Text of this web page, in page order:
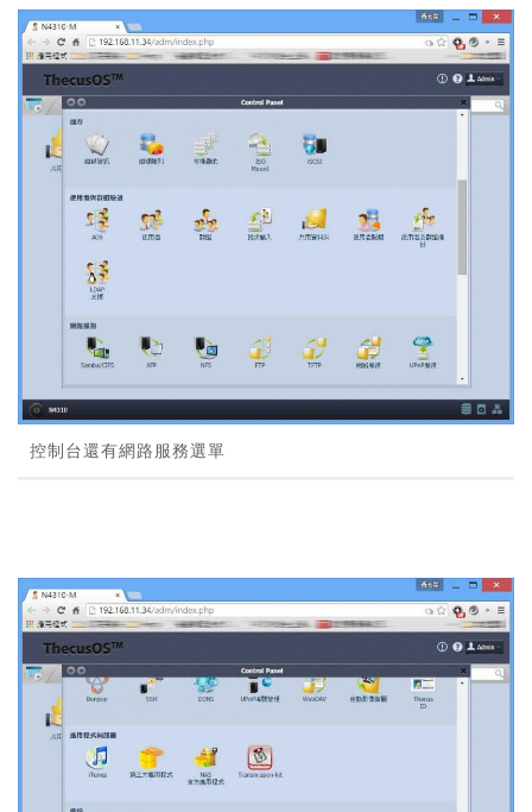
控制台還有網路服務選單